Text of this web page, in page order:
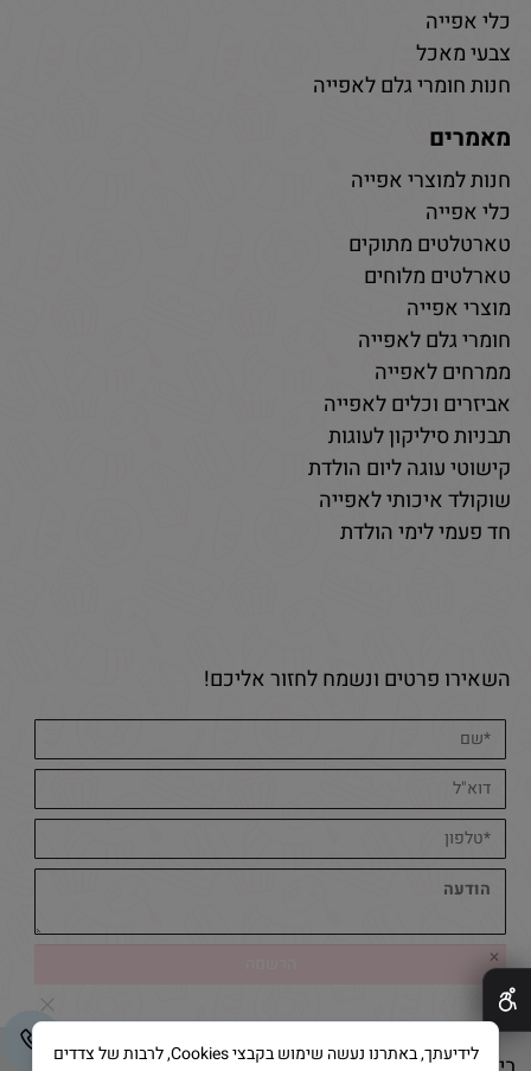
כלי אפייה
צבעי מאכל
חנות חומרי גלם לאפייה
מאמרים
חנות למוצרי אפייה
כלי אפייה
טארטלטים מתוקים
טארלטים מלוחים
מוצרי אפייה
חומרי גלם לאפייה
ממרחים לאפייה
אביזרים וכלים לאפייה
תבניות סיליקון לעוגות
קישוטי עוגה ליום הולדת
שוקולד איכותי לאפייה
חד פעמי לימי הולדת
השאירו פרטים ונשמח לחזור אליכם!
✕
לידיעתך, באתרנו נעשה שימוש בקבצי Cookies, לרבות של צדדים